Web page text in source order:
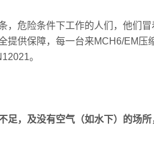
，危险条件下工作的人们，他们
提供保障，每一台来MCH6/EM压
。
足，及没有空气（如水下）的场